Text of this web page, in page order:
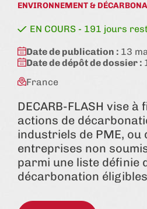
ENVIRONNEMENT &
état:EN COURS - 191 jours
Date de publication : 13
Date de dépôt de dossier :
France
DECARB-FLASH vise
actions de
industriels de PME, ou
entreprises non
parmi une liste définie
décarbonation